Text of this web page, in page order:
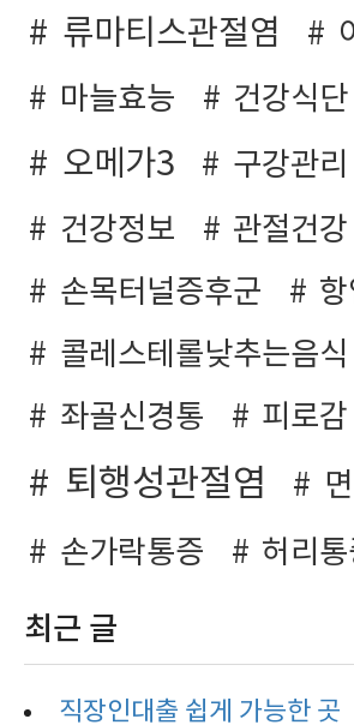
류마티스관절염
마늘효능
건강식단
오메가3
구강관리
건강정보
관절건강
손목터널증후군
콜레스테롤낮추는음식
좌골신경통
피로감
퇴행성관절염
손가락통증
허리
최근 글
직장인대출 쉽게 가능한 곳